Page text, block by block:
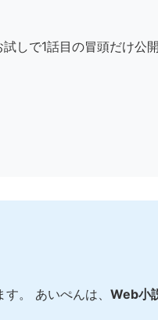
しで1話目の冒頭だけ公
。 あいぺんは、 Web小